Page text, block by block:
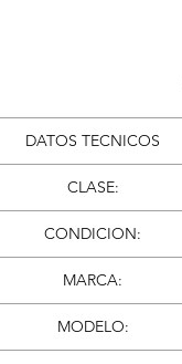
DATOS TECNICOS
CLASE:
CONDICION:
MARCA:
MODELO: